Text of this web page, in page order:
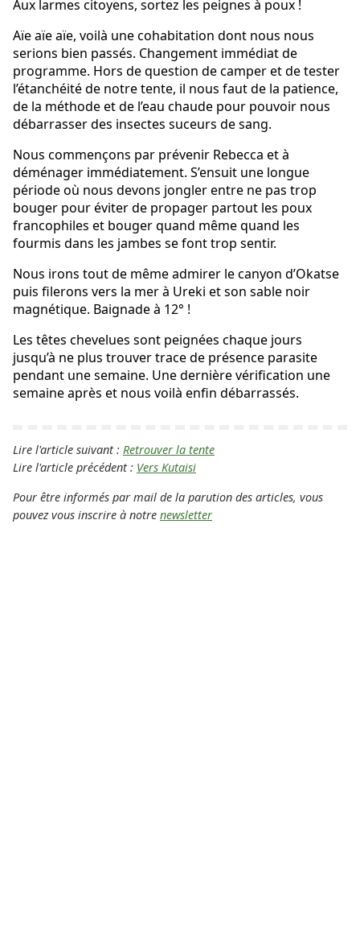
Aux larmes citoyens, sortez les peignes à poux !
Aïe aïe aïe, voilà une cohabitation dont nous nous
serions bien passés. Changement immédiat de
programme. Hors de question de camper et de tester
l’étanchéité de notre tente, il nous faut de la patience,
de la méthode et de l’eau chaude pour pouvoir nous
débarrasser des insectes suceurs de sang.
Nous commençons par prévenir Rebecca et à
déménager immédiatement. S’ensuit une longue
période où nous devons jongler entre ne pas trop
bouger pour éviter de propager partout les poux
francophiles et bouger quand même quand les
fourmis dans les jambes se font trop sentir.
Nous irons tout de même admirer le canyon d’Okatse
puis filerons vers la mer à Ureki et son sable noir
magnétique. Baignade à 12° !
Les têtes chevelues sont peignées chaque jours
jusqu’à ne plus trouver trace de présence parasite
pendant une semaine. Une dernière vérification une
semaine après et nous voilà enfin débarrassés.
Lire l'article suivant : Retrouver la tente
Lire l'article précédent : Vers Kutaisi
Pour être informés par mail de la parution des articles, vous
pouvez vous inscrire à notre newsletter